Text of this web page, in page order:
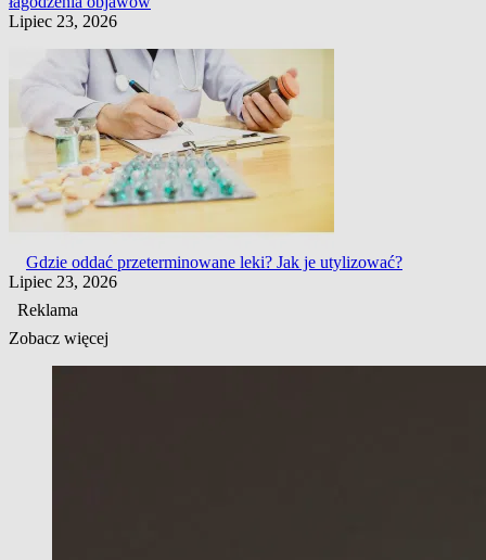
Lipiec 23, 2026
Gdzie oddać przeterminowane leki? Jak je utylizować?
Lipiec 23, 2026
Reklama
Zobacz więcej